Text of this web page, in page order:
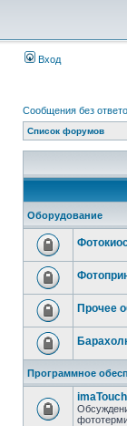
Вход
Сообщения без
Список форумов
Оборудование
Прочее
Программное
imaTouch